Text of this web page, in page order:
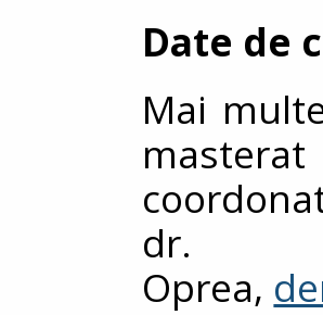
Date de
Mai
dr.
Oprea,